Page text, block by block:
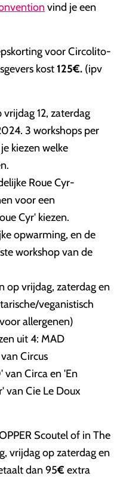
vind je een
voor Circolito-
kost125€. (ipv
12, zaterdag
3 workshops per
kiezen welke
Roue Cyr-
voor een
Cyr' kiezen.
opwarming, en de
workshop van de
op vrijdag, zaterdag en
veganistisch
allergenen)
uit 4: MAD
Circus
van Circa en 'En
van Cie Le Doux
Scoutel of in The
vrijdag op zaterdag en
dan 95€ extra